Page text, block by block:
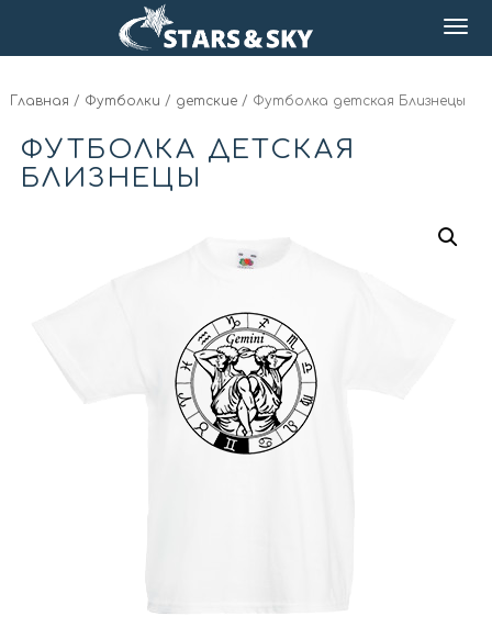
Главная / Футболки / детские / Футболка детская Близнецы
ФУТБОЛКА ДЕТСКАЯ
БЛИЗНЕЦЫ